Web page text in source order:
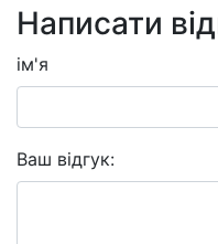
Написати
ім'я
Ваш відгук: